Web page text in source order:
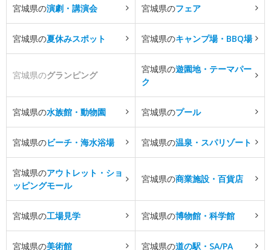
宮城県の演劇・講演会 宮城県のフェア
宮城県の夏休みスポット 宮城県のキャンプ場・BBQ場
宮城県のグランピング
宮城県の遊園地・テーマパー
ク
宮城県の水族館・動物園 宮城県のプール
宮城県のビーチ・海水浴場 宮城県の温泉・スパリゾート
宮城県のアウトレット・ショ
ッピングモール
宮城県の商業施設・百貨店
宮城県の工場見学 宮城県の博物館・科学館
宮城県の美術館 宮城県の道の駅・SA/PA